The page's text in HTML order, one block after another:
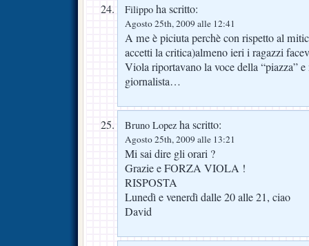
Filippo ha scritto:
Agosto 25th, 2009 alle 12:41
A me è piciuta perchè con rispetto al
accetti la critica)almeno ieri i ragazzi
Viola riportavano la voce della “piazza”
giornalista…
Bruno Lopez ha scritto:
Agosto 25th, 2009 alle 13:21
Mi sai dire gli orari ?
Grazie e FORZA VIOLA !
RISPOSTA
Lunedì e venerdì dalle 20 alle 21, ciao
David